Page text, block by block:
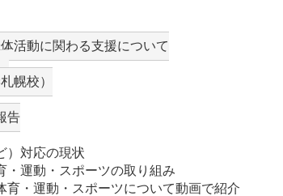
活動に関わる支援について
告
）対応の現状
・運動・スポーツの取り組み
育・運動・スポーツについて動画で紹介